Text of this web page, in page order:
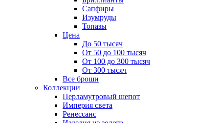
Сапфиры
Изумруды
Топазы
Цена
До 50 тысяч
От 50 до 100 тысяч
От 100 до 300 тысяч
От 300 тысяч
Все броши
Коллекции
Перламутровый шепот
Империя света
Ренессанс